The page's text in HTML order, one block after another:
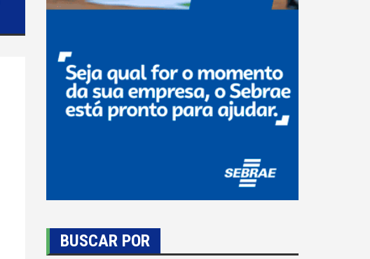
BUSCAR POR